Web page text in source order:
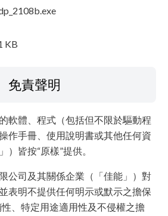
KB
免責聲明
軟體、程式（包括但不限於驅動程
作手冊、使用說明書或其他任何資
皆按“原樣”提供。
公司及其關係企業（「佳能」）對
表明不提供任何明示或默示之擔保
、特定用途適用性及不侵權之擔